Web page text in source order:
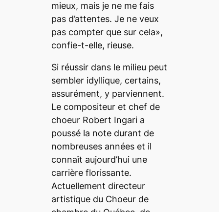
mieux, mais je ne me fais
pas d’attentes. Je ne veux
pas compter que sur cela»,
confie-t-elle, rieuse.
Si réussir dans le milieu peut
sembler idyllique, certains,
assurément, y parviennent.
Le compositeur et chef de
choeur Robert Ingari a
poussé la note durant de
nombreuses années et il
connaît aujourd’hui une
carrière florissante.
Actuellement directeur
artistique du Choeur de